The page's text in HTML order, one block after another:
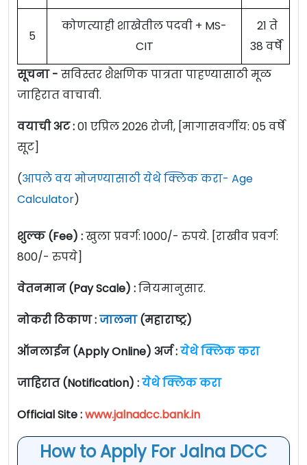
5
कोणत्याही शाखेतील पदवी + MS-
CIT
21 ते
38 वर्षे
सूचना - सविस्तर शैक्षणिक पात्रता पाहण्यासाठी मूळ
जाहिरात वाचावी.
वयाची अट :01 एप्रिल 2026 रोजी, [मागासवर्गीय: 05 वर्षे
सूट]
(आपले वय मोजण्यासाठी येथे क्लिक करा- Age
Calculator)
शुल्क (Fee) :खुला प्रवर्ग: 1000/- रुपये. [राखीव प्रवर्ग:
800/- रुपये]
वेतनमान (Pay Scale) :नियमानुसार.
नोकरी ठिकाण :जालना(महाराष्ट्र)
ऑनलाईन (Apply Online) अर्ज :येथे क्लिक करा
जाहिरात (Notification) :येथे क्लिक करा
Official Site :www.jalnadcc.bank.in
How to Apply For Jalna DCC